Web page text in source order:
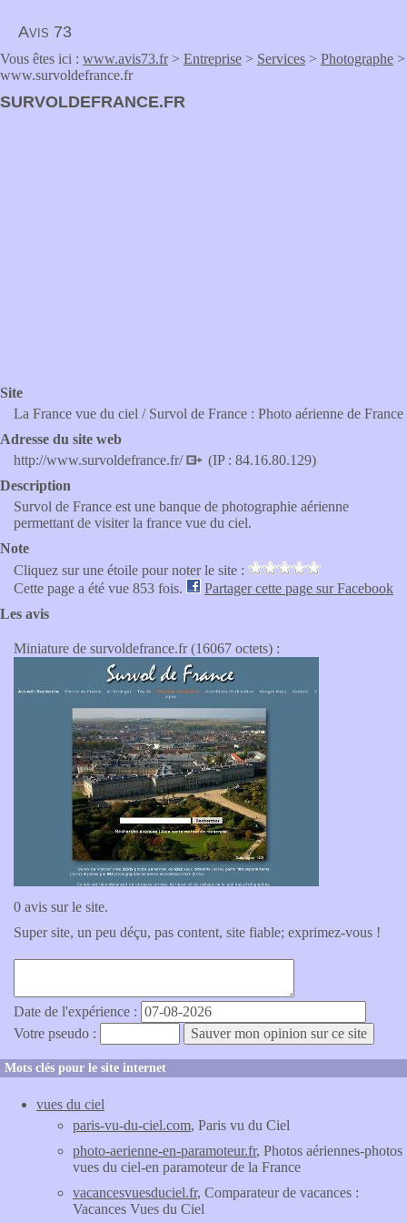
Avis 73
Vous êtes ici : www.avis73.fr> Entreprise > Services > Photographe >
www.survoldefrance.fr
SURVOLDEFRANCE.FR
Site
La France vue du ciel / Survol de France : Photo aérienne de France
Adresse du site web
http://www.survoldefrance.fr/
(IP : 84.16.80.129)
Description
Survol de France est une banque de photographie aérienne
permettant de visiter la france vue du ciel.
Note
Cliquez sur une étoile pour noter le site :
Cette page a été vue 853 fois.
Partager cette page sur Facebook
Les avis
Miniature de survoldefrance.fr (16067 octets) :
0 avis sur le site.
Super site, un peu déçu, pas content, site fiable; exprimez-vous !
Date de l'expérience :
Votre pseudo :
Mots clés pour le site internet
vues du ciel
paris-vu-du-ciel.com, Paris vu du Ciel
photo-aerienne-en-paramoteur.fr, Photos aériennes-photos
vues du ciel-en paramoteur de la France
vacancesvuesduciel.fr, Comparateur de vacances :
Vacances Vues du Ciel